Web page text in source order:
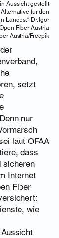
Aussicht gestellt
für den
Landes.“ Dr. Igor
Fiber Austria
Austria/Freepik
setzt
nur
laut OFAA
dass
sicheren
Internet
Fiber
wie